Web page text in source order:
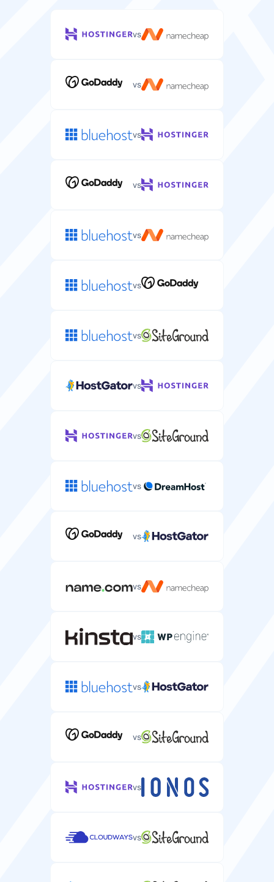
vs
vs
vs
vs
vs
vs
vs
vs
vs
vs
vs
vs
vs
vs
vs
vs
vs